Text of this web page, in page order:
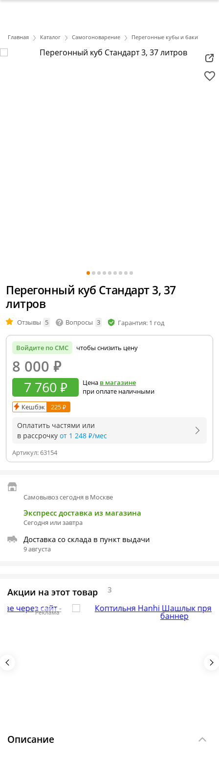
Главная Каталог Самогоноварение Перегонные кубы и баки
Перегонный куб Стандарт 3, 37
литров
Отзывы 5 Вопросы 3 Гарантия: 1 год
Войдите по СМС чтобы снизить цену
8 000 ₽
7 760 ₽ Цена в магазине
при оплате наличными
Кешбэк
225 ₽
Оплатить частями или
в рассрочку от 1 248 ₽/мес
Артикул:63154
Самовывоз сегодня в Москве
Экспресс доставка из магазина
Сегодня или завтра
Доставка со склада в пункт выдачи
9 августа
Акции на этот товар 3
Описание